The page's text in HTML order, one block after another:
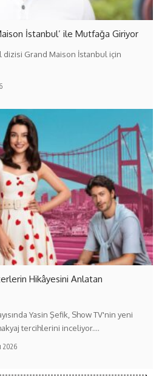
İstanbul’ ile Mutfağa Giriyor
dizisi Grand Maison İstanbul için
Hikâyesini Anlatan
Yasin Şefik, Show TV'nin yeni
tercihlerini inceliyor.…
2026